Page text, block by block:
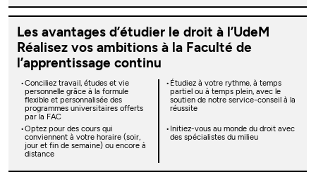
Les avantages d’étudier le droit à l’UdeM
Réalisez vos ambitions à la Faculté de
l’apprentissage continu
Conciliez travail, études et vie
personnelle grâce à la formule
flexible et personnalisée des
programmes universitaires offerts
par la FAC
Étudiez à votre rythme, à temps
partiel ou à temps plein, avec le
soutien de notre service-conseil à la
réussite
Optez pour des cours qui
conviennent à votre horaire (soir,
jour et fin de semaine) ou encore à
distance
Initiez-vous au monde du droit avec
des spécialistes du milieu